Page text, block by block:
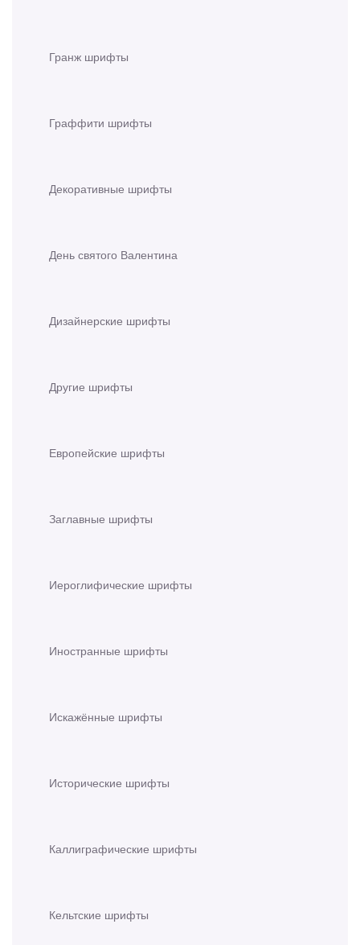
Гранж шрифты
Граффити шрифты
Декоративные шрифты
День святого Валентина
Дизайнерские шрифты
Другие шрифты
Европейские шрифты
Заглавные шрифты
Иероглифические шрифты
Иностранные шрифты
Искажённые шрифты
Исторические шрифты
Каллиграфические шрифты
Кельтские шрифты